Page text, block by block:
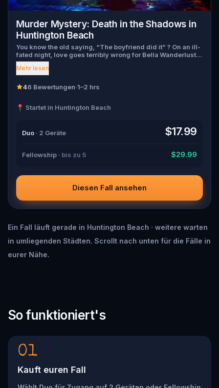
Murder Mystery: Death in the Shadows in
Huntington Beach
You know the old saying, “The boyfriend did it” ? On an ill-
fated night, love goes terribly wrong for Bella Wanderlust
and Walter Bridges . Bella, a famous travel blogger, was
found dead during a ghost tour led by the theatrical Percy
Walter, the obsessed boyfriend? Percy, the ghost tour
suspects, and expose the real murderer before they strike
Mehr lesen
46 Bewertungen·1–2 hrs
📍 Startet in Huntington Beach
Duo · 2 Geräte $17.99
Fellowship · bis zu 5 $29.99
Diesen Fall ansehen
Ein Fall läuft gerade in Huntington Beach · weitere warten
in umliegenden Städten. Scrollt nach unten für die Fälle in
eurer Nähe.
So funktioniert's
01
Kauft euren Fall